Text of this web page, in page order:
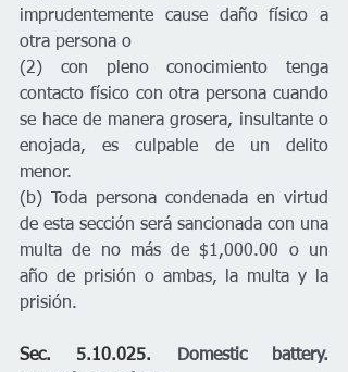
imprudentemente cause daño físico a
otra persona o
(2) con pleno conocimiento tenga
contacto físico con otra persona cuando
se hace de manera grosera, insultante o
enojada, es culpable de un delito
menor.
(b) Toda persona condenada en virtud
de esta sección será sancionada con una
multa de no más de $1,000.00 o un
año de prisión o ambas, la multa y la
prisión.
Sec. 5.10.025.
Domestic battery.